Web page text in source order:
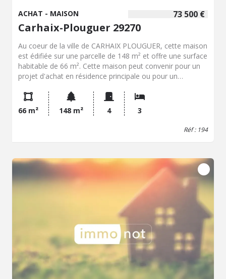
73 500 €
ACHAT - MAISON
Carhaix-Plouguer 29270
Au coeur de la ville de CARHAIX PLOUGUER, cette maison
est édifiée sur une parcelle de 148 m² et offre une surface
habitable de 66 m². Cette maison peut convenir pour un
projet d'achat en résidence principale ou pour un
suivante : Au sous-sol : Garage, cave, local technique; -
Au-rez-de-chaussée : entrée, séjour avec cheminée,
cuisine, WC, douche, une chambre; - A l'étage : palier,
deux chambres L'ensemble est à rafraîchir et peut être
l'assainissement collectif. L'installation électrique, le
chauffage et l'isolation seront à revoir. Deux jardinets
sont présents sur chaque côté du bien. Le bien se situe
dans la ville de CARHAIX PLOUGUER, avec un accès aux
commodités de proximité : bus, écoles, commerces,
services et centre-ville. La localisation permet de
bénéficier des principaux équipements de la ville et des
services accessibles au quotidien. CARHAIX PLOUGUER
est une commune du centre-ouest du Finistère, connue
pour sa position au coeur du Poher. La ville dispose de
plusieurs établissements scolaires, de commerces de
proximité, de services administratifs et de transports. Elle
66 m² 148 m² 4 3
Réf : 194